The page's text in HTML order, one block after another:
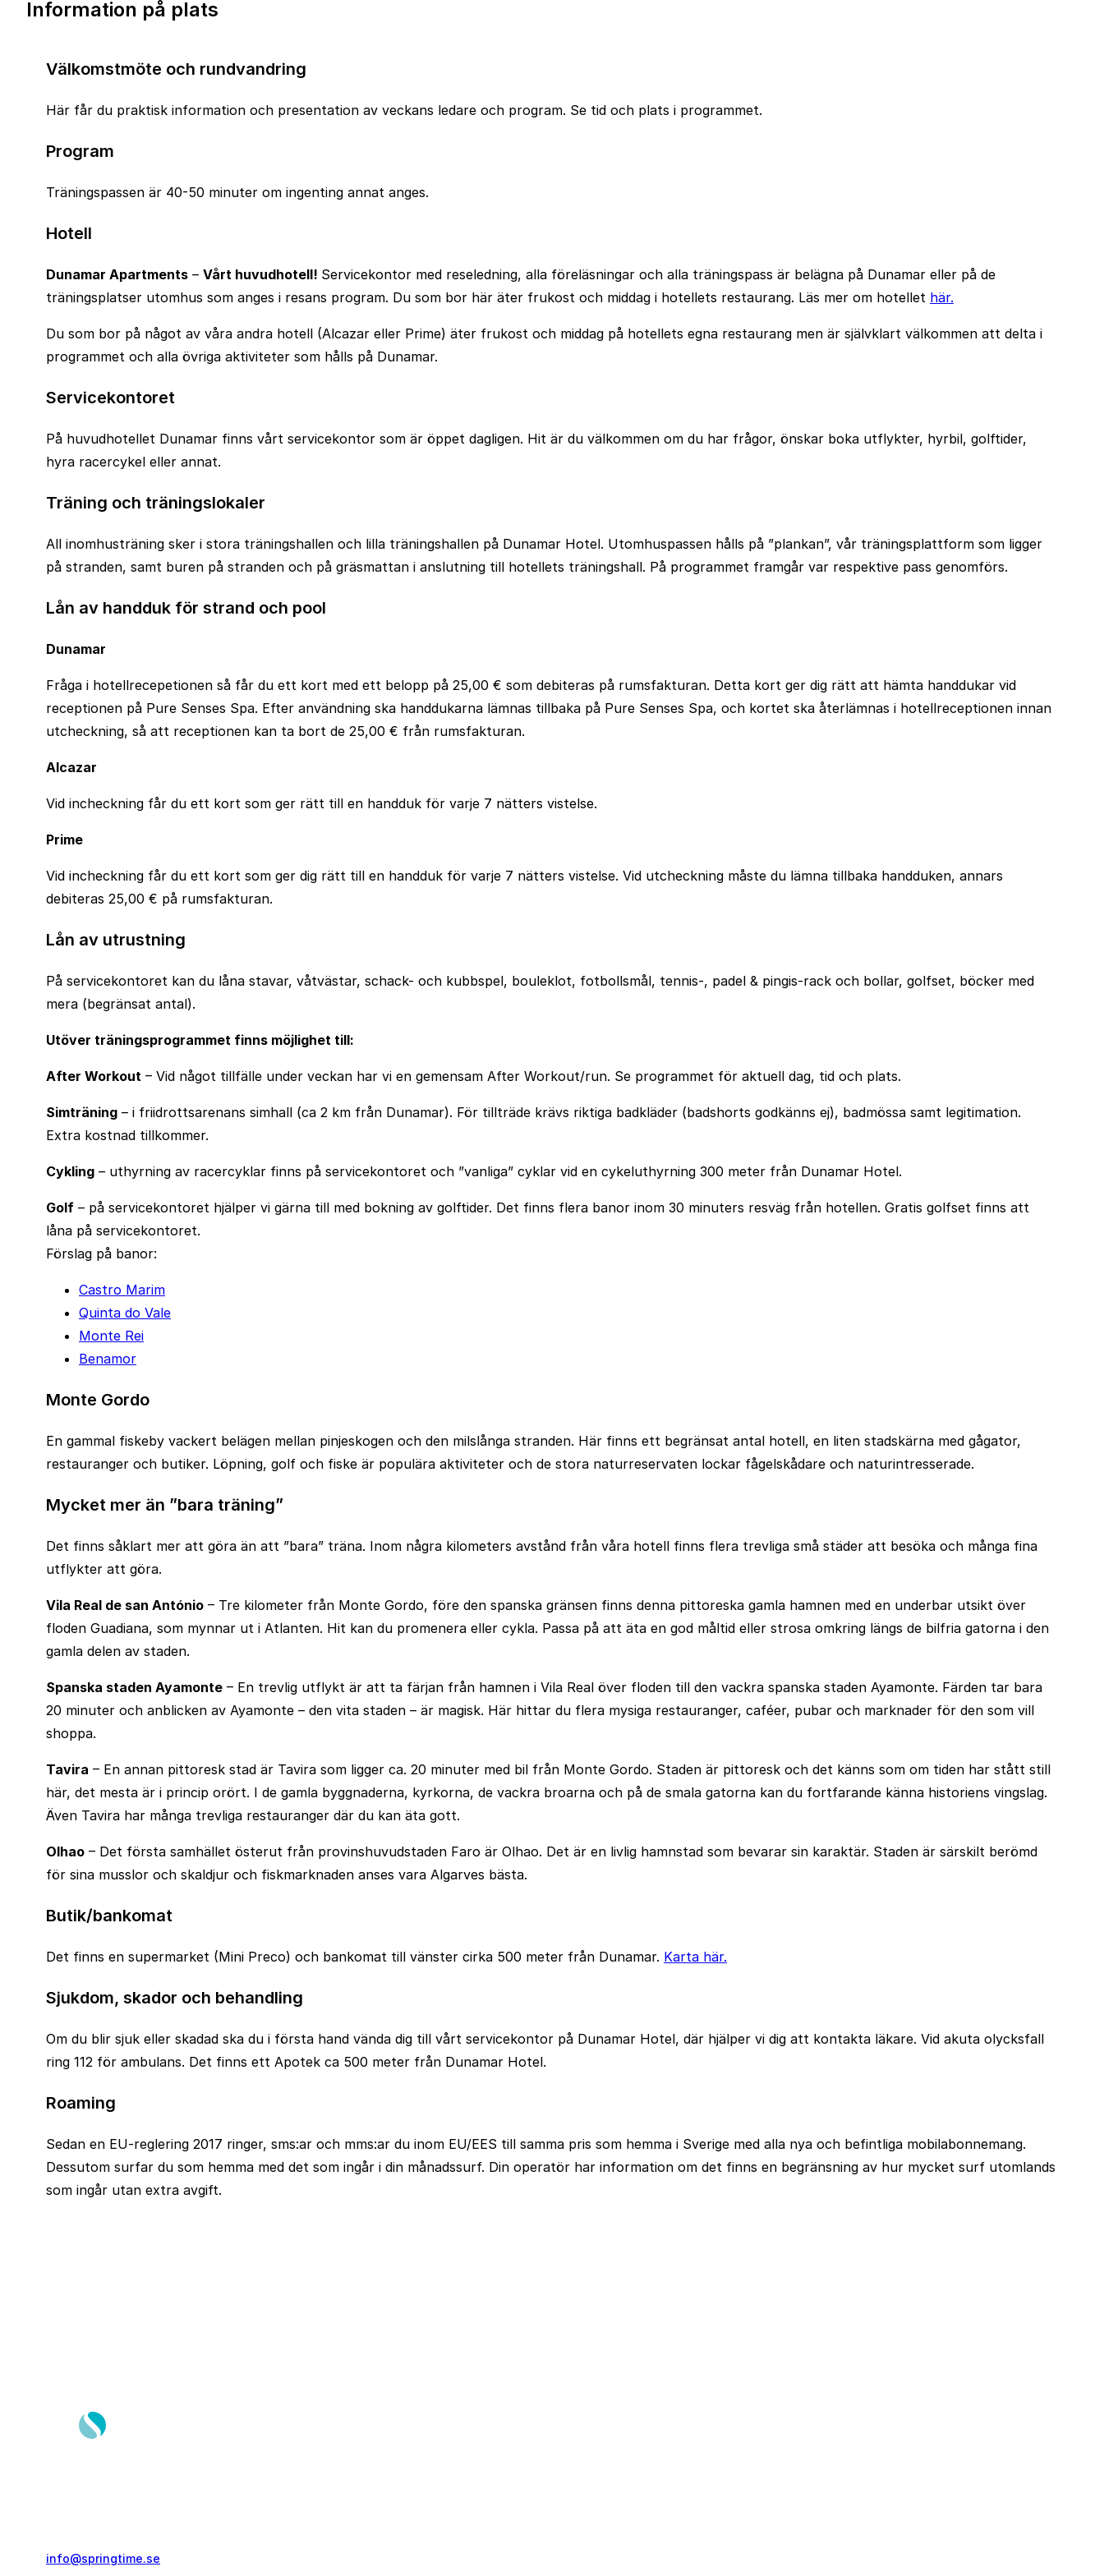
Information på plats
Välkomstmöte och rundvandring
Här får du praktisk information och presentation av veckans ledare och program. Se tid och plats i programmet.
Program
Träningspassen är 40-50 minuter om ingenting annat anges.
Hotell
Dunamar Apartments – Vårt huvudhotell! Servicekontor med reseledning, alla föreläsningar och alla träningspass är belägna på Dunamar eller på de
träningsplatser utomhus som anges i resans program. Du som bor här äter frukost och middag i hotellets restaurang. Läs mer om hotellet här.
Du som bor på något av våra andra hotell (Alcazar eller Prime) äter frukost och middag på hotellets egna restaurang men är självklart välkommen att delta i
programmet och alla övriga aktiviteter som hålls på Dunamar.
Servicekontoret
På huvudhotellet Dunamar finns vårt servicekontor som är öppet dagligen. Hit är du välkommen om du har frågor, önskar boka utflykter, hyrbil, golftider,
hyra racercykel eller annat.
Träning och träningslokaler
All inomhusträning sker i stora träningshallen och lilla träningshallen på Dunamar Hotel. Utomhuspassen hålls på ”plankan”, vår träningsplattform som ligger
på stranden, samt buren på stranden och på gräsmattan i anslutning till hotellets träningshall. På programmet framgår var respektive pass genomförs.
Lån av handduk för strand och pool
Dunamar
Fråga i hotellrecepetionen så får du ett kort med ett belopp på 25,00 € som debiteras på rumsfakturan. Detta kort ger dig rätt att hämta handdukar vid
receptionen på Pure Senses Spa. Efter användning ska handdukarna lämnas tillbaka på Pure Senses Spa, och kortet ska återlämnas i hotellreceptionen innan
utcheckning, så att receptionen kan ta bort de 25,00 € från rumsfakturan.
Alcazar
Vid incheckning får du ett kort som ger rätt till en handduk för varje 7 nätters vistelse.
Prime
Vid incheckning får du ett kort som ger dig rätt till en handduk för varje 7 nätters vistelse. Vid utcheckning måste du lämna tillbaka handduken, annars
debiteras 25,00 € på rumsfakturan.
Lån av utrustning
På servicekontoret kan du låna stavar, våtvästar, schack- och kubbspel, bouleklot, fotbollsmål, tennis-, padel & pingis-rack och bollar, golfset, böcker med
mera (begränsat antal).
Utöver träningsprogrammet finns möjlighet till:
After Workout – Vid något tillfälle under veckan har vi en gemensam After Workout/run. Se programmet för aktuell dag, tid och plats.
Simträning – i friidrottsarenans simhall (ca 2 km från Dunamar). För tillträde krävs riktiga badkläder (badshorts godkänns ej), badmössa samt legitimation.
Extra kostnad tillkommer.
Cykling – uthyrning av racercyklar finns på servicekontoret och ”vanliga” cyklar vid en cykeluthyrning 300 meter från Dunamar Hotel.
Golf – på servicekontoret hjälper vi gärna till med bokning av golftider. Det finns flera banor inom 30 minuters resväg från hotellen. Gratis golfset finns att
låna på servicekontoret.
Förslag på banor:
Castro Marim
Quinta do Vale
Monte Rei
Benamor
Monte Gordo
En gammal fiskeby vackert belägen mellan pinjeskogen och den milslånga stranden. Här finns ett begränsat antal hotell, en liten stadskärna med gågator,
restauranger och butiker. Löpning, golf och fiske är populära aktiviteter och de stora naturreservaten lockar fågelskådare och naturintresserade.
Mycket mer än ”bara träning”
Det finns såklart mer att göra än att ”bara” träna. Inom några kilometers avstånd från våra hotell finns flera trevliga små städer att besöka och många fina
utflykter att göra.
Vila Real de san António – Tre kilometer från Monte Gordo, före den spanska gränsen finns denna pittoreska gamla hamnen med en underbar utsikt över
floden Guadiana, som mynnar ut i Atlanten. Hit kan du promenera eller cykla. Passa på att äta en god måltid eller strosa omkring längs de bilfria gatorna i den
gamla delen av staden.
Spanska staden Ayamonte – En trevlig utflykt är att ta färjan från hamnen i Vila Real över floden till den vackra spanska staden Ayamonte. Färden tar bara
20 minuter och anblicken av Ayamonte – den vita staden – är magisk. Här hittar du flera mysiga restauranger, caféer, pubar och marknader för den som vill
shoppa.
Tavira – En annan pittoresk stad är Tavira som ligger ca. 20 minuter med bil från Monte Gordo. Staden är pittoresk och det känns som om tiden har stått still
här, det mesta är i princip orört. I de gamla byggnaderna, kyrkorna, de vackra broarna och på de smala gatorna kan du fortfarande känna historiens vingslag.
Även Tavira har många trevliga restauranger där du kan äta gott.
Olhao – Det första samhället österut från provinshuvudstaden Faro är Olhao. Det är en livlig hamnstad som bevarar sin karaktär. Staden är särskilt berömd
för sina musslor och skaldjur och fiskmarknaden anses vara Algarves bästa.
Butik/bankomat
Det finns en supermarket (Mini Preco) och bankomat till vänster cirka 500 meter från Dunamar. Karta här.
Sjukdom, skador och behandling
Om du blir sjuk eller skadad ska du i första hand vända dig till vårt servicekontor på Dunamar Hotel, där hjälper vi dig att kontakta läkare. Vid akuta olycksfall
ring 112 för ambulans. Det finns ett Apotek ca 500 meter från Dunamar Hotel.
Roaming
Sedan en EU-reglering 2017 ringer, sms:ar och mms:ar du inom EU/EES till samma pris som hemma i Sverige med alla nya och befintliga mobilabonnemang.
Dessutom surfar du som hemma med det som ingår i din månadssurf. Din operatör har information om det finns en begränsning av hur mycket surf utomlands
som ingår utan extra avgift.
info@springtime.se